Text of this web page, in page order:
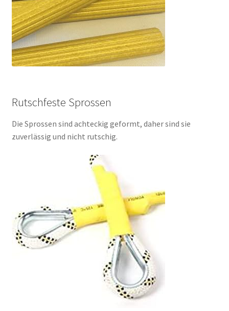
Rutschfeste Sprossen
Die Sprossen sind achteckig geformt, daher sind sie
zuverlässig und nicht rutschig.